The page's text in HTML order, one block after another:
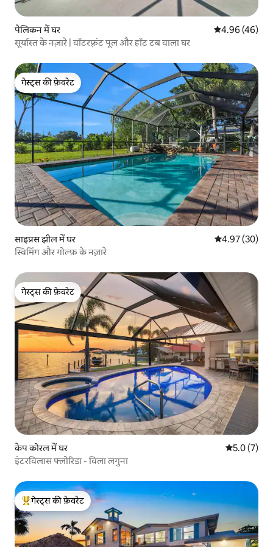
पेलिकन में घर औसत रेटिंग 5 में
4.96 (46)
सूर्यास्त के नज़ारे | वॉटरफ़्रंट पूल और हॉट टब वाला घर
गेस्ट्स की फ़ेवरेट
गेस्ट्स की फ़ेवरेट
साइप्रस झील में घर औसत रेटिंग 5 में
4.97 (30)
स्विमिंग और गोल्फ़ के नज़ारे
गेस्ट्स की फ़ेवरेट
गेस्ट्स की फ़ेवरेट
केप कोरल में घर औसत रेटिंग 5
5.0 (7)
इंटरविलास फ्लोरिडा - विला लगुना
गेस्ट्स का टॉप फ़ेवरेट
गेस्ट्स की फ़ेवरेट